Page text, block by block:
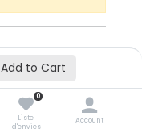
Add to Cart
0
Liste
d'envies
Account